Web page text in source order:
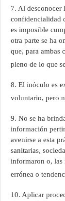
7. Al desconocer
confidencialidad
es imposible
otra parte se ha
que, para ambas
pleno de lo que
8. El inóculo es
voluntario,pero
9. No se ha
información
avenirse a esta
sanitarias,
informaron o, las
errónea o
10. Aplicar